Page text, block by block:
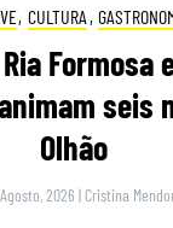
, CULTURA ,
Formosa
seis
Olhão
2026 | Cristina